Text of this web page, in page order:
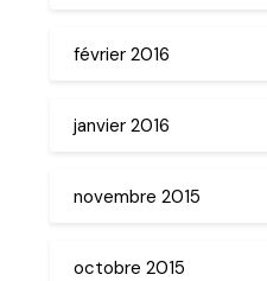
février 2016
janvier 2016
novembre 2015
octobre 2015